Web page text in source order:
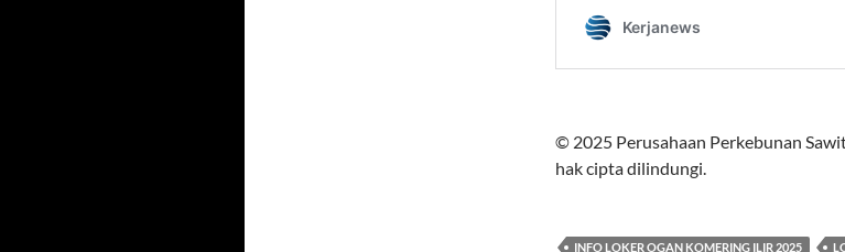
© 2025 Perusahaan Perkebunan
hak cipta dilindungi.
INFO LOKER OGAN KOMERING ILIR 2025